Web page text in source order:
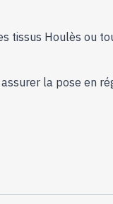
tissus Houlès ou
la pose en